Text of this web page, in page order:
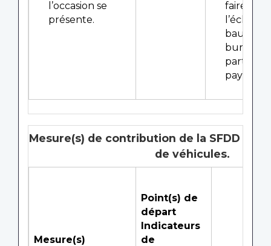
l’occasion se
présente.
faire à
baux
bureaux
partout
pays
Mesure(s) de contribution de la SFDD :
de véhicules.
Mesure(s)
Point(s) de
départ
Indicateurs
de